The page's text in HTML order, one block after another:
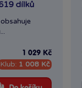
dílků
1 029 Kč
Klub: 1 008 Kč